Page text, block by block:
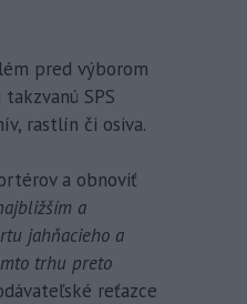
pred výborom
SPS
rastlín či osiva.
a obnoviť
a
jahňacieho a
trhu preto
reťazce